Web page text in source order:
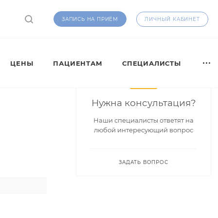
ЗАПИСЬ НА ПРИЁМ ЛИЧНЫЙ КАБИНЕТ
ЦЕНЫ ПАЦИЕНТАМ СПЕЦИАЛИСТЫ
Нужна консультация?
Наши специалисты ответят на
любой интересующий вопрос
ЗАДАТЬ ВОПРОС